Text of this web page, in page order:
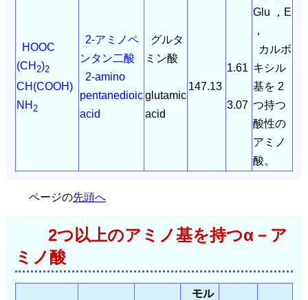
HOOC
(CH 2)2
CH(COOH)
NH 2
2-アミノペ
ンタン二酸
2-amino
pentanedioic
acid
グルタ
ミン酸
glutamic
acid
147.13
1.61
3.07
Glu ，E
，
カルボ
キシル
基を 2
つ持つ
酸性の
アミノ
酸。
ページの先頭へ
2つ以上のアミノ基を持つα－ア
ミノ酸
モル